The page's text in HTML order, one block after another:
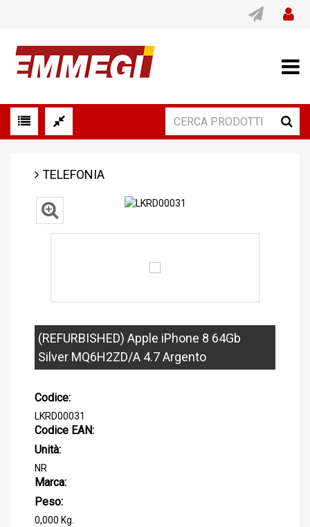
TELEFONIA
(REFURBISHED) Apple iPhone 8 64Gb
Silver MQ6H2ZD/A 4.7 Argento
Codice:
LKRD00031
Codice EAN:
Unità:
NR
Marca:
Peso:
0,000 Kg.